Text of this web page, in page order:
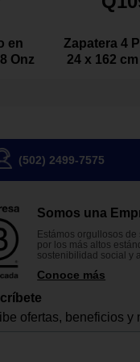
en
Onz
Zapatera 4
24 x 162
(502) 2499-7575
Somos una
Estámos orgullosos
por los más altos
sostenibilidad social y
Conoce más
ofertas, beneficios y